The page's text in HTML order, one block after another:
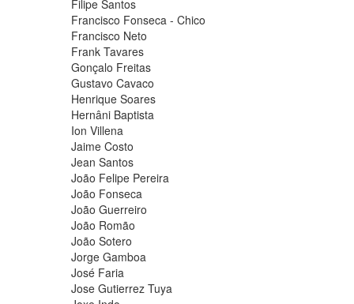
Filipe Santos
Francisco Fonseca - Chico
Francisco Neto
Frank Tavares
Gonçalo Freitas
Gustavo Cavaco
Henrique Soares
Hernâni Baptista
Ion Villena
Jaime Costo
Jean Santos
João Felipe Pereira
João Fonseca
João Guerreiro
João Romão
João Sotero
Jorge Gamboa
José Faria
Jose Gutierrez Tuya